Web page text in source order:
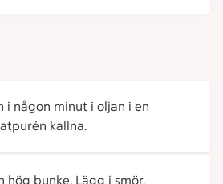
i någon minut i oljan i en
kallna.
hög bunke. Lägg i smör,